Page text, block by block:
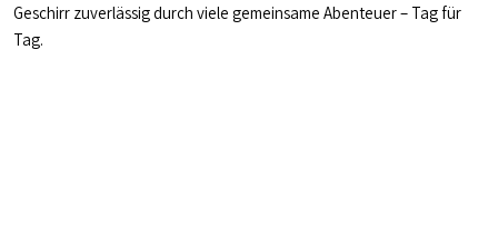
Geschirr zuverlässig durch viele gemeinsame Abenteuer – Tag für
Tag.